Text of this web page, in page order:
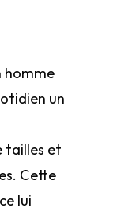
homme
un
tailles et
Cette
lui